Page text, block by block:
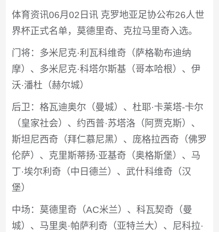
体育资讯06月02日讯 克罗地亚足协公布26人世
界杯正式名单，莫德里奇、克拉马里奇入选。
门将：多米尼克·利瓦科维奇（萨格勒布迪纳
摩）、多米尼克·科塔尔斯基（哥本哈根）、伊
沃·潘杜（赫尔城）
后卫：格瓦迪奥尔（曼城）、杜耶·卡莱塔-卡尔
（皇家社会）、约西普·苏塔洛（阿贾克斯）、
斯坦尼西奇（拜仁慕尼黑）、庞格拉西奇（佛罗
伦萨）、克里斯蒂扬·亚基奇（奥格斯堡）、马
丁·埃尔利奇（中日德兰）、武什科维奇（汉
堡）
中场：莫德里奇（AC米兰）、科瓦契奇（曼
城）、马里奥·帕萨利奇（亚特兰大）、尼科拉·